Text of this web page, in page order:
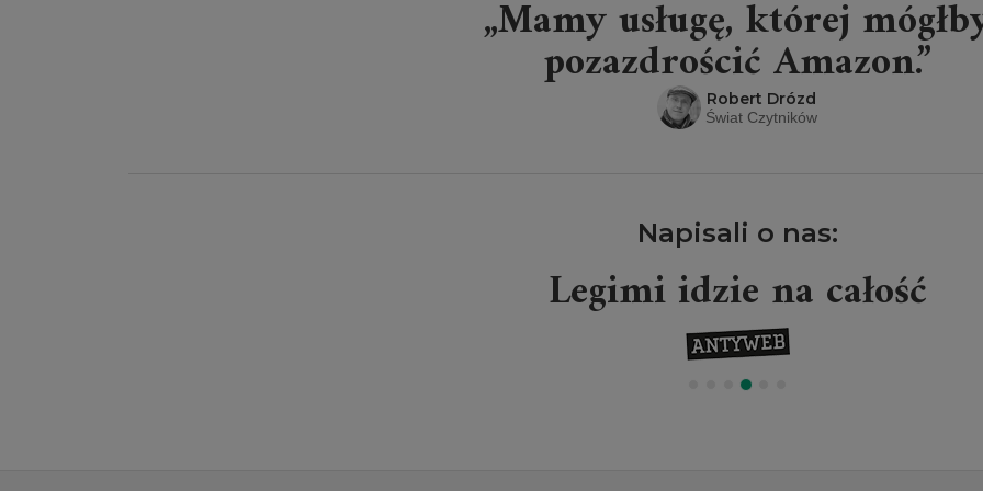
„Mamy usługę, której
pozazdrościć Amazon.”
Robert Drózd
Świat Czytników
Napisali o nas:
Legimi idzie na całość